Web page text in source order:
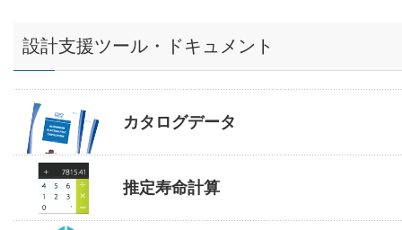
設計支援ツール・ドキュメント
カタログデータ
推定寿命計算